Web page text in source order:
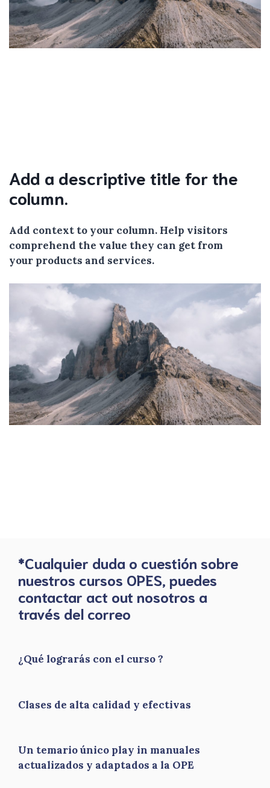
Add a descriptive title for the
column.
Add context to your column. Help visitors
comprehend the value they can get from
your products and services.
*Cualquier duda o cuestión sobre
nuestros cursos OPES, puedes
contactar act out nosotros a
través del correo
¿Qué lograrás con el curso ?
Clases de alta calidad y efectivas
Un temario único play in manuales
actualizados y adaptados a la OPE